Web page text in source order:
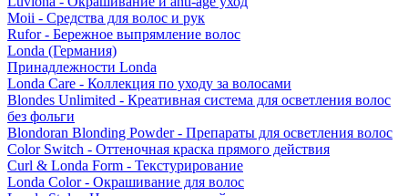
Moii - Средства для волос и рук
Rufor - Бережное выпрямление волос
Londa (Германия)
Принадлежности Londa
Londa Care - Коллекция по уходу за волосами
Blondes Unlimited - Креативная система для осветления волос
без фольги
Blondoran Blonding Powder - Препараты для осветления волос
Color Switch - Оттеночная краска прямого действия
Curl & Londa Form - Текстурирование
Londa Color - Окрашивание для волос